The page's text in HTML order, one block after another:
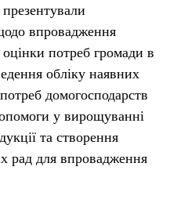
впровадження
потреб громади в
обліку наявних
домогосподарств
у вирощуванні
та створення
рад для впровадження